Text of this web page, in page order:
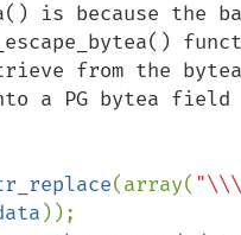
is because the
from the
a PG bytea field
(array(